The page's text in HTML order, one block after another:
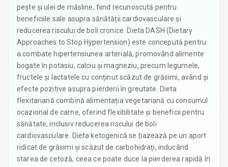
pește și ulei de măsline, fiind recunoscută pentru
beneficiile sale asupra sănătății cardiovasculare și
reducerea riscului de boli cronice. Dieta DASH (Dietary
Approaches to Stop Hypertension) este concepută pentru
a combate hipertensiunea arterială, promovând alimente
bogate în potasiu, calciu și magneziu, precum legumele,
fructele și lactatele cu conținut scăzut de grăsimi, având și
efecte pozitive asupra pierderii în greutate. Dieta
flexitariană combină alimentația vegetariană cu consumul
ocazional de carne, oferind flexibilitate și beneficii pentru
sănătate, inclusiv reducerea riscului de boli
cardiovasculare. Dieta ketogenică se bazează pe un aport
ridicat de grăsimi și scăzut de carbohidrați, inducând
starea de cetoză, ceea ce poate duce la pierderea rapidă în